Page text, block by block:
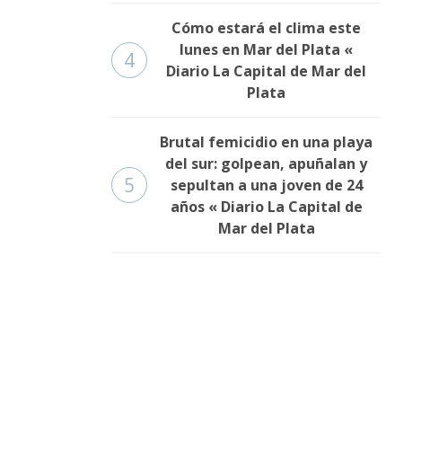
4
Cómo estará el clima este
lunes en Mar del Plata «
Diario La Capital de Mar del
Plata
5
Brutal femicidio en una playa
del sur: golpean, apuñalan y
sepultan a una joven de 24
años « Diario La Capital de
Mar del Plata